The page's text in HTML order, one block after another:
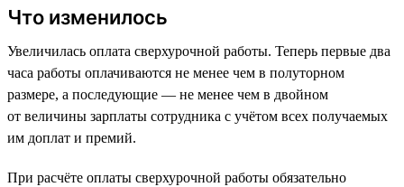
Что изменилось
Увеличилась оплата сверхурочной работы. Теперь первые два
часа работы оплачиваются не менее чем в полуторном
размере, а последующие — не менее чем в двойном
от величины зарплаты сотрудника с учётом всех получаемых
им доплат и премий.
При расчёте оплаты сверхурочной работы обязательно